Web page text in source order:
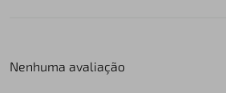
Nenhuma avaliação